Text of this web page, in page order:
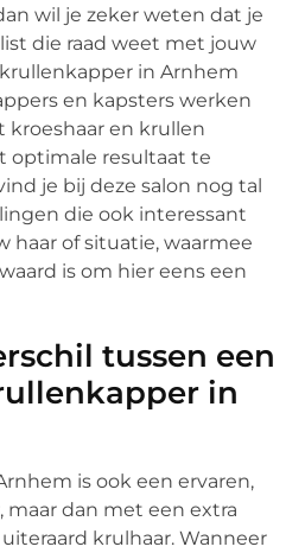
wil je zeker weten dat je
die raad weet met jouw
in Arnhem
en kapsters werken
en krullen
optimale resultaat te
je bij deze salon nog tal
die ook interessant
haar of situatie, waarmee
is om hier eens een
tussen een
in
is ook een ervaren,
maar dan met een extra
krulhaar. Wanneer